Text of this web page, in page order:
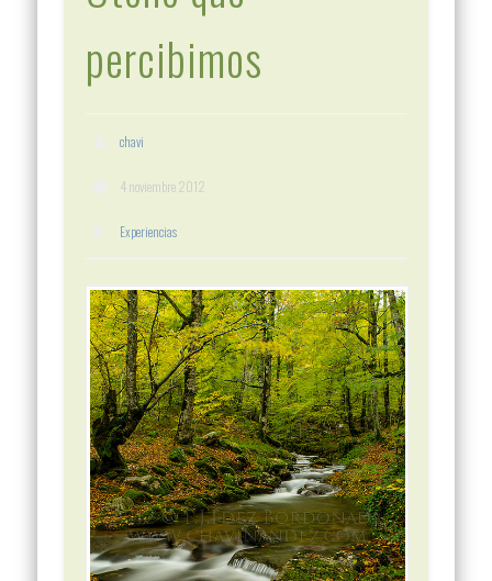
percibimos
chavi
4 noviembre 2012
Experiencias